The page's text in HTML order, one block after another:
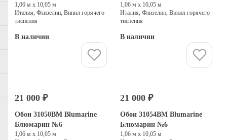
1,06 м х 10,05 м
Италия, Флизелин, Винил горячего
тиснения
В наличии
1,06 м х 10,05 м
Италия, Флизелин, Винил горячего
тиснения
В наличии
21 000 ₽
Обои 31050BM Blumarine
Блюмарин №6
1,06 м х 10,05 м
21 000 ₽
Обои 31054BM Blumarine
Блюмарин №6
1,06 м х 10,05 м